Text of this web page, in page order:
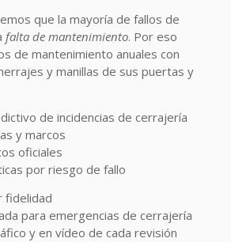
que la mayoría de fallos de
falta de mantenimiento. Por eso
de mantenimiento anuales con
y manillas de sus puertas y
de incidencias de cerrajería
y marcos
oficiales
por riesgo de fallo
fidelidad
para emergencias de cerrajería
y en vídeo de cada revisión